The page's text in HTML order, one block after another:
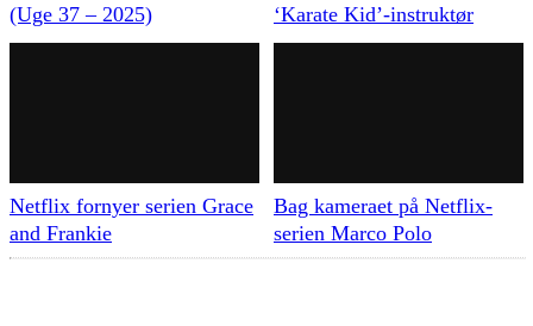
(Uge 37 – 2025)
‘Karate Kid’-instruktør
Netflix fornyer serien Grace
and Frankie
Bag kameraet på Netflix-
serien Marco Polo